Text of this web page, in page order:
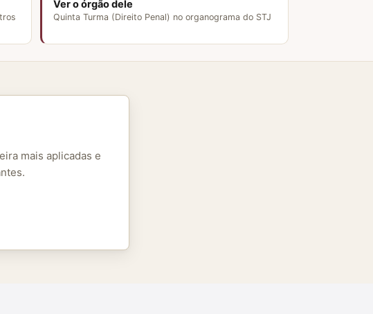
Ver o órgão dele
Quinta Turma (Direito Penal) no organograma do STJ
mais aplicadas e